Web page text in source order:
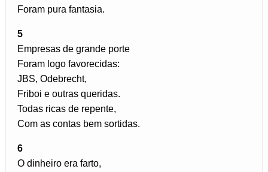
Foram pura fantasia.
5
Empresas de grande porte
Foram logo favorecidas:
JBS, Odebrecht,
Friboi e outras queridas.
Todas ricas de repente,
Com as contas bem sortidas.
6
O dinheiro era farto,